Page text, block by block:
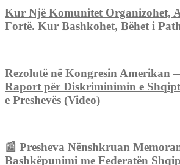
Kur Një Komunitet Organizohet,
Fortë. Kur Bashkohet, Bëhet i
Rezolutë në Kongresin Amerikan
Raport për Diskriminimin e
e Preshevës (Video)
📰 Presheva Nënshkruan
Bashkëpunimi me Federatën